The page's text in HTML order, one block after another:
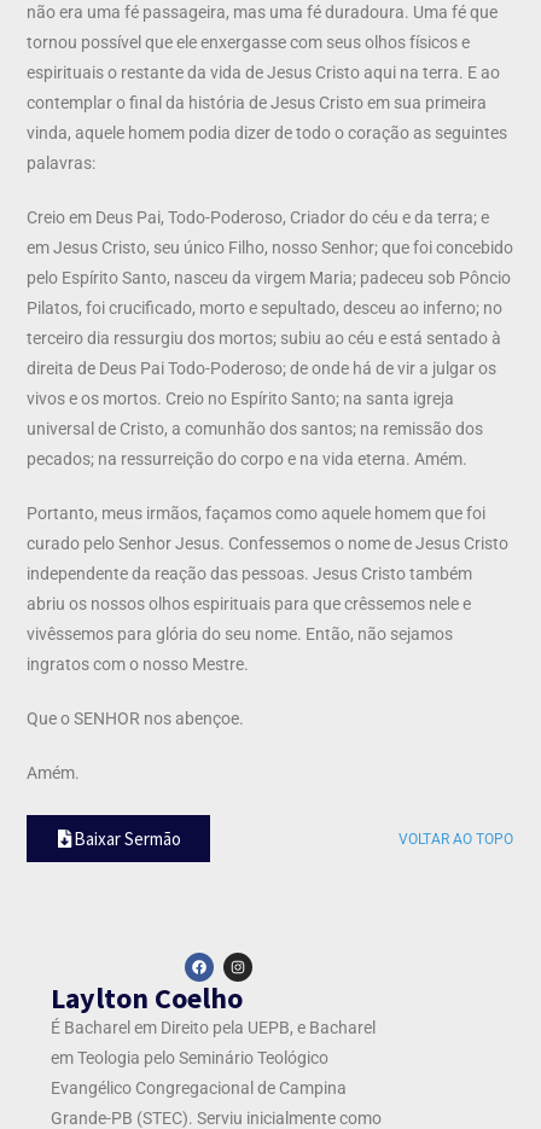
não era uma fé passageira, mas uma fé duradoura. Uma fé que
tornou possível que ele enxergasse com seus olhos físicos e
espirituais o restante da vida de Jesus Cristo aqui na terra. E ao
contemplar o final da história de Jesus Cristo em sua primeira
vinda, aquele homem podia dizer de todo o coração as seguintes
palavras:
Creio em Deus Pai, Todo-Poderoso, Criador do céu e da terra; e
em Jesus Cristo, seu único Filho, nosso Senhor; que foi concebido
pelo Espírito Santo, nasceu da virgem Maria; padeceu sob Pôncio
Pilatos, foi crucificado, morto e sepultado, desceu ao inferno; no
terceiro dia ressurgiu dos mortos; subiu ao céu e está sentado à
direita de Deus Pai Todo-Poderoso; de onde há de vir a julgar os
vivos e os mortos. Creio no Espírito Santo; na santa igreja
universal de Cristo, a comunhão dos santos; na remissão dos
pecados; na ressurreição do corpo e na vida eterna. Amém.
Portanto, meus irmãos, façamos como aquele homem que foi
curado pelo Senhor Jesus. Confessemos o nome de Jesus Cristo
independente da reação das pessoas. Jesus Cristo também
abriu os nossos olhos espirituais para que crêssemos nele e
vivêssemos para glória do seu nome. Então, não sejamos
ingratos com o nosso Mestre.
Que o SENHOR nos abençoe.
Amém.
Baixar Sermão VOLTAR AO TOPO
Laylton Coelho
É Bacharel em Direito pela UEPB, e Bacharel
em Teologia pelo Seminário Teológico
Evangélico Congregacional de Campina
Grande-PB (STEC). Serviu inicialmente como